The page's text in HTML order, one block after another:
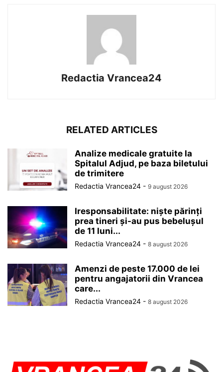
Redactia Vrancea24
RELATED ARTICLES
Analize medicale gratuite la
Spitalul Adjud, pe baza biletului
de trimitere
Redactia Vrancea24 - 9 august 2026
Iresponsabilitate: niște părinți
prea tineri și-au pus bebelușul
de 11 luni...
Redactia Vrancea24 - 8 august 2026
Amenzi de peste 17.000 de lei
pentru angajatorii din Vrancea
care...
Redactia Vrancea24 - 8 august 2026